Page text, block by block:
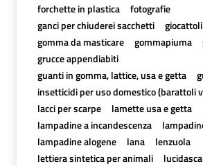
forchette in plastica
fotografie
ganci per chiuderei sacchetti
giocattoli
gomma da masticare
gommapiuma
grucce appendiabiti
guanti in gomma, lattice, usa e getta
insetticidi per uso domestico (barattoli
lacci per scarpe
lamette usa e getta
lampadine a incandescenza
lampadine alogene
lana
lenzuola
lettiera sintetica per animali